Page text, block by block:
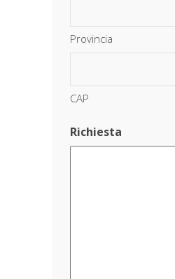
Provincia
CAP
Richiesta